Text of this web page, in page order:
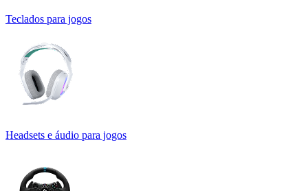
Teclados para jogos
Headsets e áudio para jogos